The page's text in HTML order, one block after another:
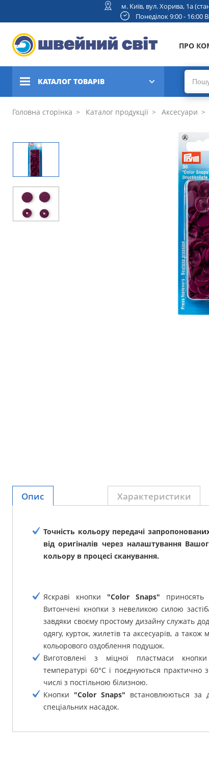
м. Київ, вул. Хорива, 1а
Понеділок 9:00 - 16:00
ПРО
КАТАЛОГ ТОВАРІВ
Швейні машини
плоскошовні машини
В'язальні машини
Головна сторінка Каталог продукції Аксесуари
Опис Характеристики
Точність кольору передачі
від оригіналів через налаштування
кольору в процесі сканування.
Яскраві кнопки "Color Snaps" приносять
Витончені кнопки з невеликою силою
завдяки своєму простому дизайну служать
одягу, курток, жилетів та аксесуарів, а
кольорового оздоблення подушок.
Виготовлені з міцної пластмаси
температурі 60°C і поєднуються практично
числі з постільною білизною.
Кнопки "Color Snaps" встановлюються за
спеціальних насадок.